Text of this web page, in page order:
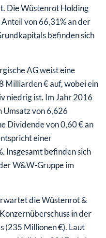
Die Wüstenrot Holding
von 66,31% an der
befinden sich
AG weist eine
Milliarden € auf, wobei ein
niedrig ist. Im Jahr 2016
Umsatz von 6,626
Dividende von 0,60 € an
einer
Insgesamt befinden sich
W&W-Gruppe im
die Wüstenrot &
in der
(235 Millionen €). Laut